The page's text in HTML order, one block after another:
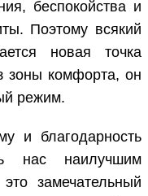
беспокойства и
Поэтому всякий
новая точка
зоны комфорта, он
режим.
и благодарность
нас наилучшим
замечательный